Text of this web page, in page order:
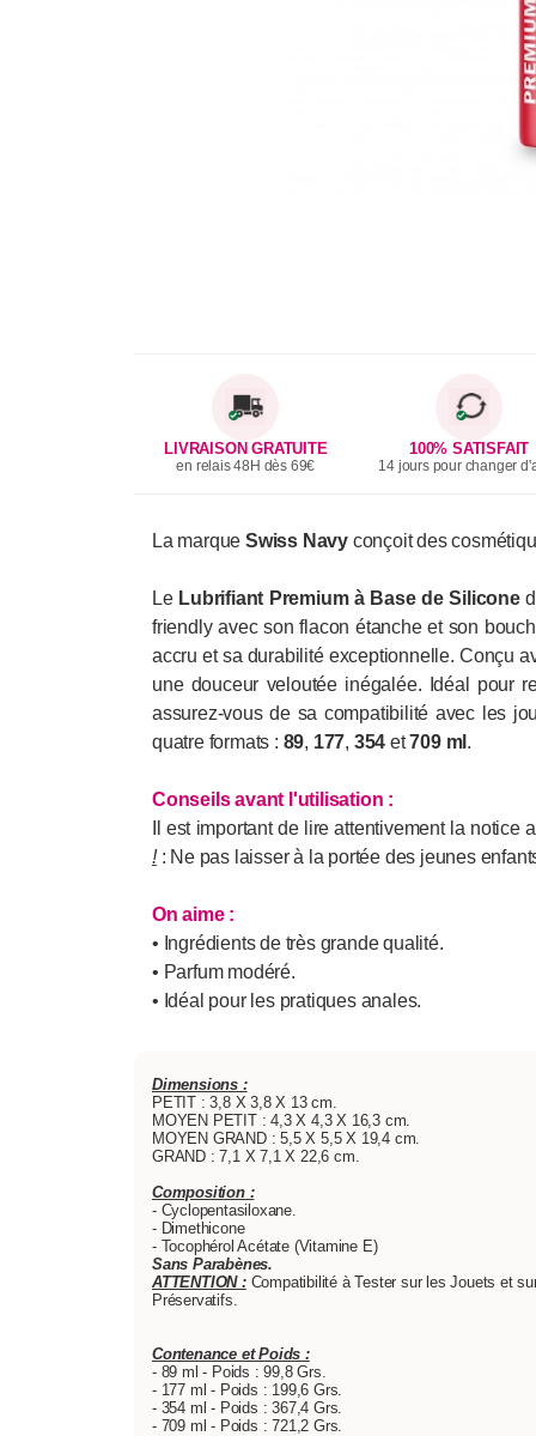
LIVRAISON GRATUITE
en relais 48H dès 69€
100% SATISFAIT
14 jours pour changer
La marque Swiss Navy conçoit des
Le Lubrifiant Premium à Base de Silicone
friendly avec son flacon étanche et son
accru et sa durabilité exceptionnelle. Conçu
une douceur veloutée inégalée. Idéal pour
assurez-vous de sa compatibilité avec les
quatre formats : 89, 177, 354 et709 ml .
Conseils avant l'utilisation :
Il est important de lire attentivement la
!: Ne pas laisser à la portée des jeunes
On aime :
• Ingrédients de très grande qualité.
• Parfum modéré.
• Idéal pour les pratiques anales.
Dimensions :
PETIT : 3,8 X 3,8 X 13 cm.
MOYEN PETIT : 4,3 X 4,3 X 16,3 cm.
MOYEN GRAND : 5,5 X 5,5 X 19,4 cm.
GRAND : 7,1 X 7,1 X 22,6 cm.
Composition :
- Cyclopentasiloxane.
- Dimethicone
- Tocophérol Acétate (Vitamine E)
Sans Parabènes.
ATTENTION :Compatibilité à Tester sur les Jouets et
Préservatifs.
Contenance et Poids :
- 89 ml - Poids : 99,8 Grs.
- 177 ml - Poids : 199,6 Grs.
- 354 ml - Poids : 367,4 Grs.
- 709 ml - Poids : 721,2 Grs.